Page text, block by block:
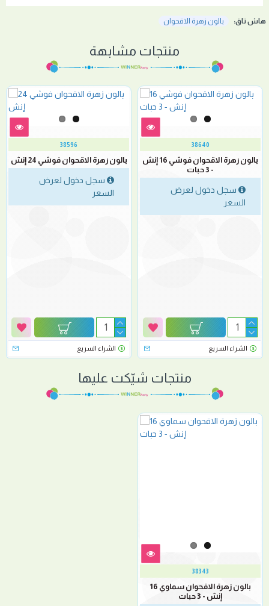
هاش تاق: بالون زهرة الاقحوان
منتجات مشابهة
38640
بالون زهرة الاقحوان فوشي 16 إنش
- 3 حبات
سجل دخول لعرض
السعر
الشراء السريع
38596
بالون زهرة الاقحوان فوشي 24 إنش
سجل دخول لعرض
السعر
الشراء السريع
منتجات شيّكت عليها
38343
بالون زهرة الاقحوان سماوي 16
إنش - 3 حبات